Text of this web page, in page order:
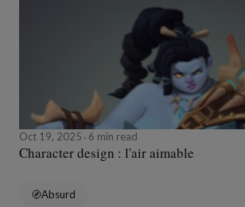
Oct 19, 2025 6 min read
Character design : l'air aimable
Absurd